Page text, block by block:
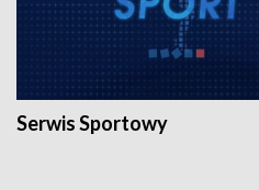
Serwis Sportowy